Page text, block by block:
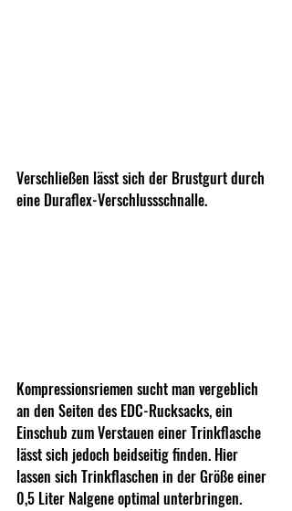
Verschließen lässt sich der Brustgurt durch
eine Duraflex-Verschlussschnalle.
Kompressionsriemen sucht man vergeblich
an den Seiten des EDC-Rucksacks, ein
Einschub zum Verstauen einer Trinkflasche
lässt sich jedoch beidseitig finden. Hier
lassen sich Trinkflaschen in der Größe einer
0,5 Liter Nalgene optimal unterbringen.